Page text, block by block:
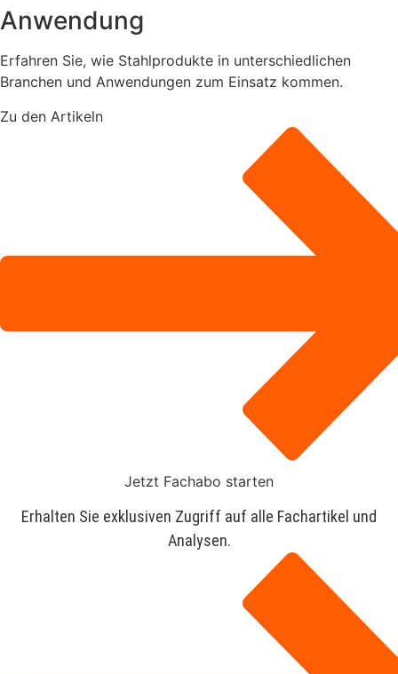
Anwendung
Erfahren Sie, wie Stahlprodukte in unterschiedlichen
Branchen und Anwendungen zum Einsatz kommen.
Zu den Artikeln
Jetzt Fachabo starten
Erhalten Sie exklusiven Zugriff auf alle Fachartikel und
Analysen.